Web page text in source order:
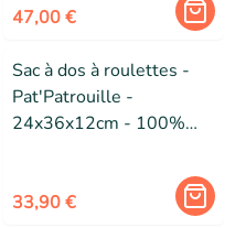
47,00 €
Sac à dos à roulettes -
Pat'Patrouille -
24x36x12cm - 100%
33,90 €